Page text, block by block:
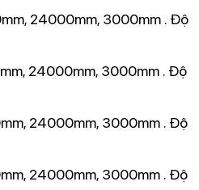
24000mm, 3000mm . Độ
24000mm, 3000mm . Độ
24000mm, 3000mm . Độ
24000mm, 3000mm . Độ